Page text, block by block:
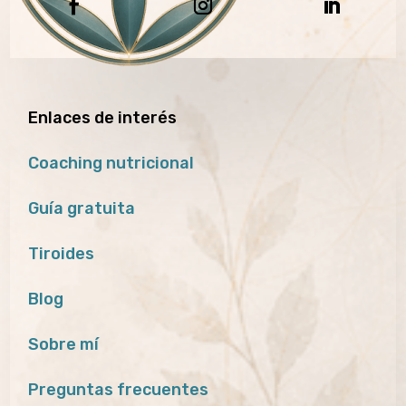
Enlaces de interés
Coaching nutricional
Guía gratuita
Tiroides
Blog
Sobre mí
Preguntas frecuentes